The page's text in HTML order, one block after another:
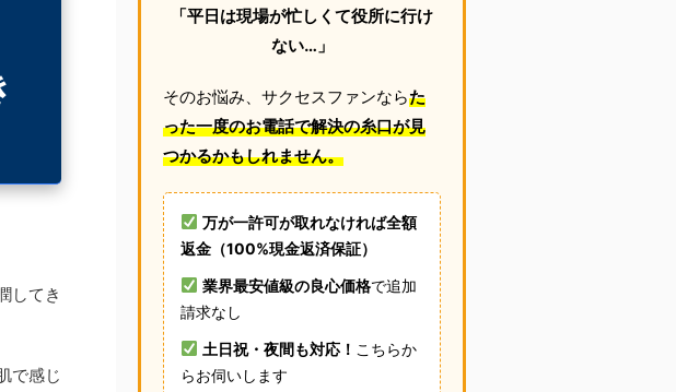
してき
で感じ
「平日は現場が忙しくて役所に行け
ない…」
そのお悩み、サクセスファンならた
った一度のお電話で解決の糸口が見
つかるかもしれません。
万が一許可が取れなければ全額
返金（100%現金返済保証）
業界最安値級の良心価格で追加
請求なし
土日祝・夜間も対応！ こちらか
らお伺いします